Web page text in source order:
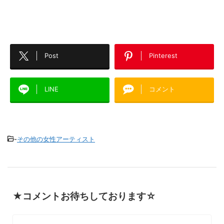
Post Pinterest
LINE コメント
-その他の女性アーティスト
★コメントお待ちしております☆